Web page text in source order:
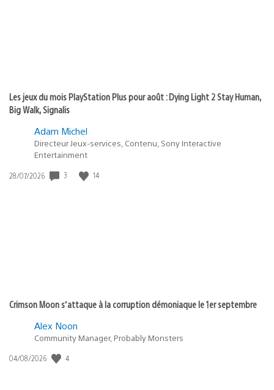
Les jeux du mois PlayStation Plus pour août : Dying Light 2 Stay Human,
Big Walk, Signalis
Adam Michel
Directeur Jeux-services, Contenu, Sony Interactive
Entertainment
Date
28/07/2026 3 14
Crimson Moon s’attaque à la corruption démoniaque le 1er septembre
Alex Noon
Community Manager, Probably Monsters
Date
04/08/2026 4